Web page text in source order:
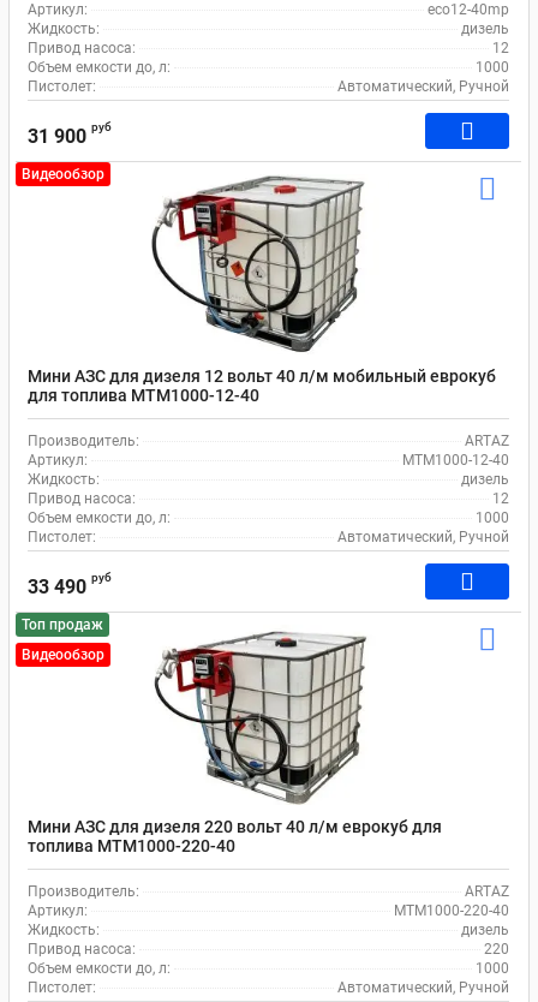
Артикул:
eco12-40mp
Жидкость:
дизель
Привод насоса:
12
Объем емкости до, л:
1000
Пистолет:
Автоматический, Ручной
31 900 руб
Видеообзор
Мини АЗС для дизеля 12 вольт 40 л/м мобильный еврокуб
для топлива MTM1000-12-40
Производитель:
ARTAZ
Артикул:
MTM1000-12-40
Жидкость:
дизель
Привод насоса:
12
Объем емкости до, л:
1000
Пистолет:
Автоматический, Ручной
33 490 руб
Топ продаж
Видеообзор
Мини АЗС для дизеля 220 вольт 40 л/м еврокуб для
топлива MTM1000-220-40
Производитель:
ARTAZ
Артикул:
MTM1000-220-40
Жидкость:
дизель
Привод насоса:
220
Объем емкости до, л:
1000
Пистолет:
Автоматический, Ручной